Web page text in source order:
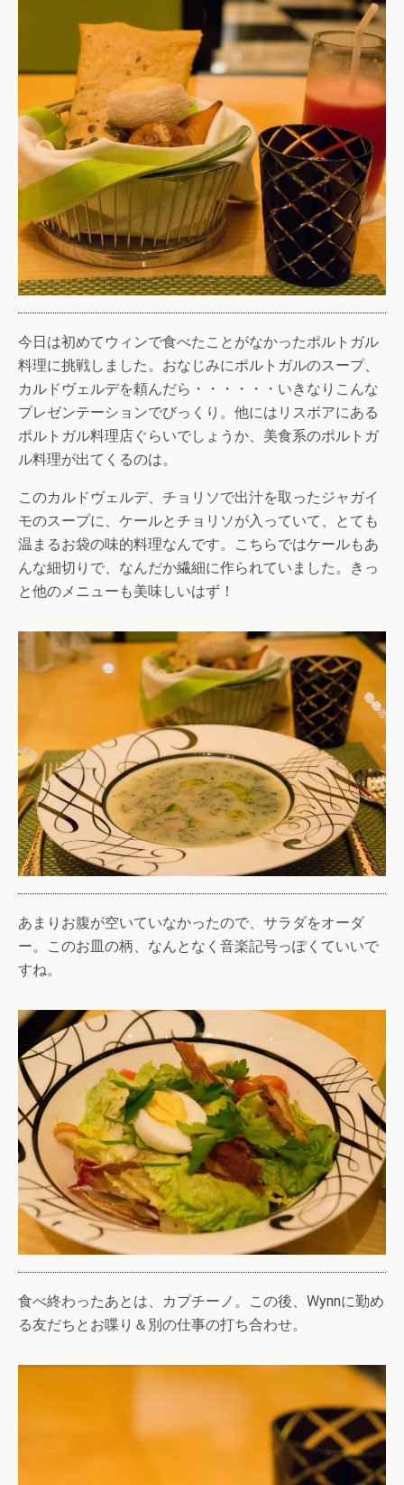
今日は初めてウィンで食べたことがなかったポルトガル
料理に挑戦しました。おなじみにポルトガルのスープ、
カルドヴェルデを頼んだら・・・・・・いきなりこんな
プレゼンテーションでびっくり。他にはリスボアにある
ポルトガル料理店ぐらいでしょうか、美食系のポルトガ
ル料理が出てくるのは。
このカルドヴェルデ、チョリソで出汁を取ったジャガイ
モのスープに、ケールとチョリソが入っていて、とても
温まるお袋の味的料理なんです。こちらではケールもあ
んな細切りで、なんだか繊細に作られていました。きっ
と他のメニューも美味しいはず！
あまりお腹が空いていなかったので、サラダをオーダ
ー。このお皿の柄、なんとなく音楽記号っぽくていいで
すね。
食べ終わったあとは、カプチーノ。この後、Wynnに勤め
る友だちとお喋り＆別の仕事の打ち合わせ。